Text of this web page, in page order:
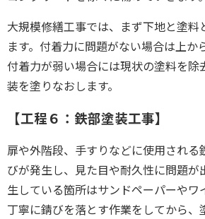
大規模修繕工事では、まず下地と塗料
ます。付着力に問題がない場合は上か
付着力が弱い場合には現状の塗料を除
装を塗りなおします。
【工程６：鉄部塗装工事】
扉や外階段、手すりなどに使用される
びが発生し、見た目や耐久性に問題が
生している箇所はサンドペーパーやワ
丁寧に錆びを落とす作業をしてから、